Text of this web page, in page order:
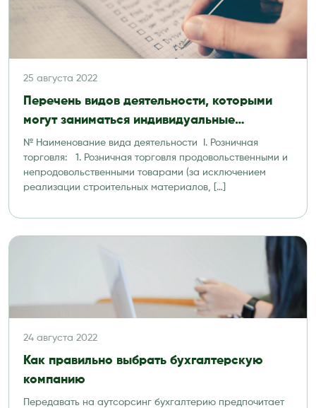
25 августа 2022
Перечень видов деятельности, которыми
могут заниматься индивидуальные
предприниматели
№ Наименование вида деятельности I. Розничная
торговля: 1. Розничная торговля продовольственными и
непродовольственными товарами (за исключением
реализации строительных материалов, […]
24 августа 2022
Как правильно выбрать бухгалтерскую
компанию
Передавать на аутсорсинг бухгалтерию предпочитает